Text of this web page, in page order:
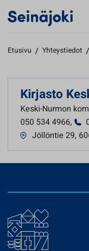
Etusivu / Yhteystiedot /
Kirjasto
Keski-Nurmon
050 534 4966,
Jöllöntie 29,